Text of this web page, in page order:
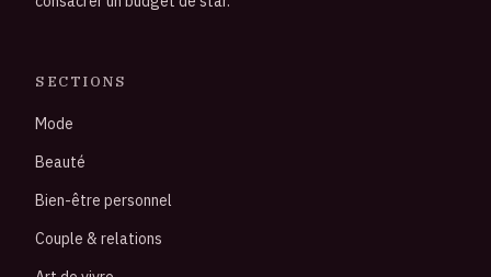
SECTIONS
Mode
Beauté
Bien-être personnel
Couple & relations